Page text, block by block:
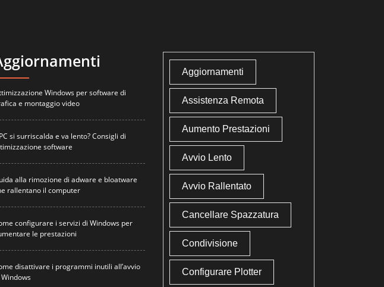
Windows per software di
e montaggio video
si surriscalda e va lento? Consigli di
software
alla rimozione di adware e bloatware
rallentano il computer
configurare i servizi di Windows per
le prestazioni
disattivare i programmi inutili all’avvio
Aggiornamenti
Assistenza Remota
Aumento Prestazioni
Avvio Lento
Avvio Rallentato
Cancellare Spazzatura
Condivisione
Configurare Plotter